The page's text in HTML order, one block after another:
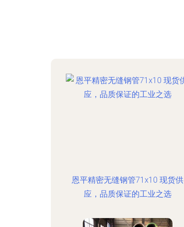
恩平精密无缝钢管71x10 现货供
应，品质保证的工业之选